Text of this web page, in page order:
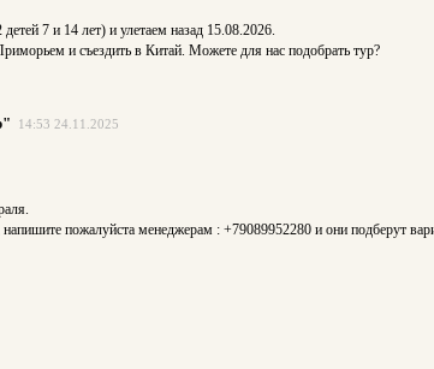
7 и 14 лет) и улетаем назад 15.08.2026.
и съездить в Китай. Можете для нас подобрать тур?
14:53 24.11.2025
пожалуйста менеджерам : +79089952280 и они подберут